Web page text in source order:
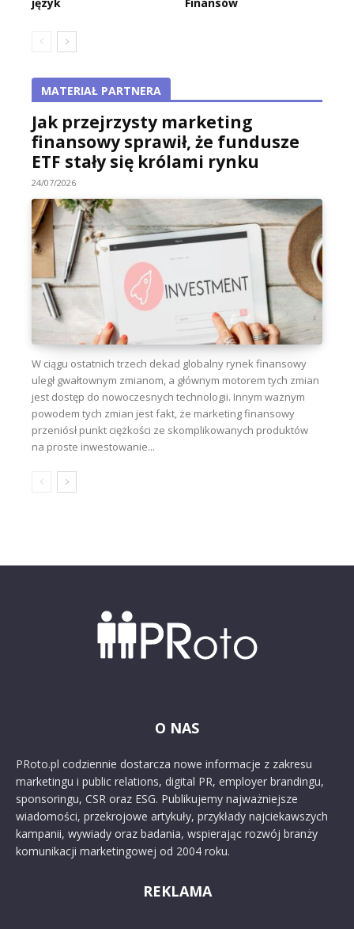
MATERIAŁ PARTNERA
Jak przejrzysty marketing
finansowy sprawił, że fundusze
ETF stały się królami rynku
24/07/2026
W ciągu ostatnich trzech dekad globalny rynek finansowy
uległ gwałtownym zmianom, a głównym motorem tych zmian
jest dostęp do nowoczesnych technologii. Innym ważnym
powodem tych zmian jest fakt, że marketing finansowy
przeniósł punkt ciężkości ze skomplikowanych produktów
na proste inwestowanie...
O NAS
PRoto.pl codziennie dostarcza nowe informacje z zakresu
marketingu i public relations, digital PR, employer brandingu,
sponsoringu, CSR oraz ESG. Publikujemy najważniejsze
wiadomości, przekrojowe artykuły, przykłady najciekawszych
kampanii, wywiady oraz badania, wspierając rozwój branży
komunikacji marketingowej od 2004 roku.
REKLAMA